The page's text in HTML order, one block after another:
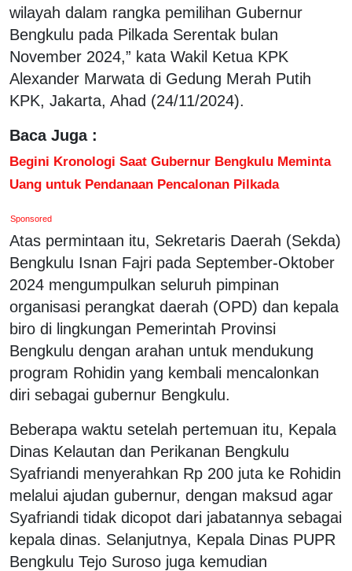
wilayah dalam rangka pemilihan Gubernur
Bengkulu pada Pilkada Serentak bulan
November 2024,” kata Wakil Ketua KPK
Alexander Marwata di Gedung Merah Putih
KPK, Jakarta, Ahad (24/11/2024).
Baca Juga :
Begini Kronologi Saat Gubernur Bengkulu Meminta
Uang untuk Pendanaan Pencalonan Pilkada
Sponsored
Atas permintaan itu, Sekretaris Daerah (Sekda)
Bengkulu Isnan Fajri pada September-Oktober
2024 mengumpulkan seluruh pimpinan
organisasi perangkat daerah (OPD) dan kepala
biro di lingkungan Pemerintah Provinsi
Bengkulu dengan arahan untuk mendukung
program Rohidin yang kembali mencalonkan
diri sebagai gubernur Bengkulu.
Beberapa waktu setelah pertemuan itu, Kepala
Dinas Kelautan dan Perikanan Bengkulu
Syafriandi menyerahkan Rp 200 juta ke Rohidin
melalui ajudan gubernur, dengan maksud agar
Syafriandi tidak dicopot dari jabatannya sebagai
kepala dinas. Selanjutnya, Kepala Dinas PUPR
Bengkulu Tejo Suroso juga kemudian